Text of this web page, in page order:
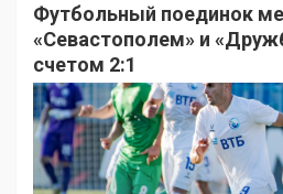
Футбольный поединок
«Севастополем» и
счетом 2:1